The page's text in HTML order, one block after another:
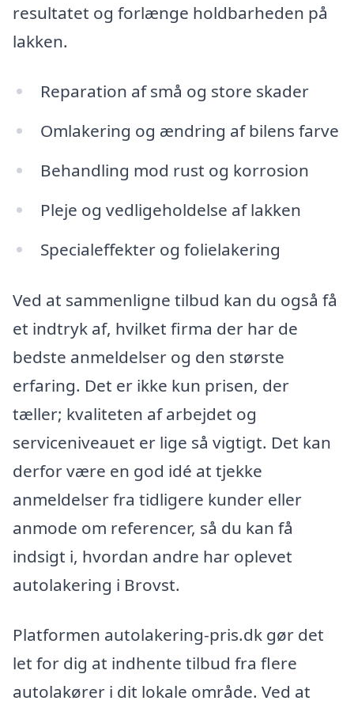
resultatet og forlænge holdbarheden på
lakken.
Reparation af små og store skader
Omlakering og ændring af bilens farve
Behandling mod rust og korrosion
Pleje og vedligeholdelse af lakken
Specialeffekter og folielakering
Ved at sammenligne tilbud kan du også få
et indtryk af, hvilket firma der har de
bedste anmeldelser og den største
erfaring. Det er ikke kun prisen, der
tæller; kvaliteten af arbejdet og
serviceniveauet er lige så vigtigt. Det kan
derfor være en god idé at tjekke
anmeldelser fra tidligere kunder eller
anmode om referencer, så du kan få
indsigt i, hvordan andre har oplevet
autolakering i Brovst.
Platformen autolakering-pris.dk gør det
let for dig at indhente tilbud fra flere
autolakører i dit lokale område. Ved at